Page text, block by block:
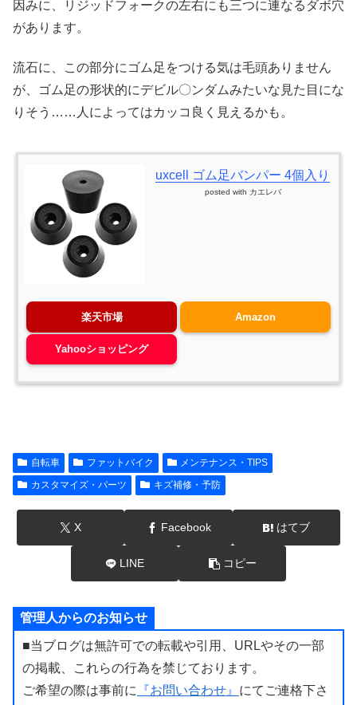
因みに、リジッドフォークの左右にも三つに連なるダボ穴
があります。
流石に、この部分にゴム足をつける気は毛頭ありません
が、ゴム足の形状的にデビル〇ンダムみたいな見た目にな
りそう……人によってはカッコ良く見えるかも。
uxcell ゴム足バンパー 4個入り
posted with カエレバ
楽天市場 Amazon
Yahooショッピング
自転車 ファットバイク
メンテナンス・TIPS
カスタマイズ・パーツ
キズ補修・予防
X Facebook はてブ
LINE コピー
管理人からのお知らせ
■当ブログは無許可での転載や引用、URLやその一部
の掲載、これらの行為を禁じております。
ご希望の際は事前に
『お問い合わせ』 にてご連格下さ